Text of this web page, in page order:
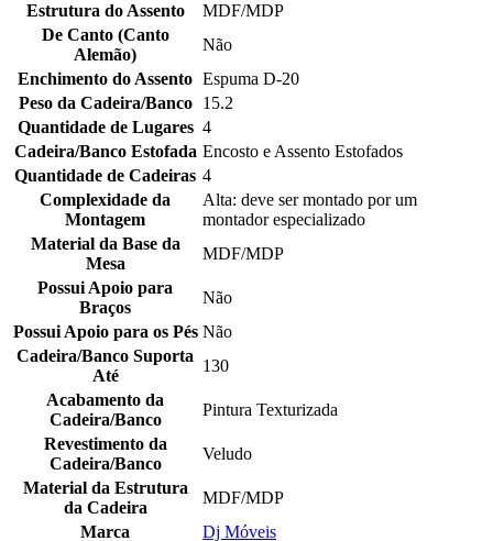
Estrutura do Assento
MDF/MDP
De Canto (Canto
Alemão)
Não
Enchimento do Assento Espuma D-20
Peso da Cadeira/Banco
15.2
Quantidade de Lugares 4
Cadeira/Banco Estofada Encosto e Assento Estofados
Quantidade de Cadeiras 4
Complexidade da
Montagem
Alta: deve ser montado por um
montador especializado
Material da Base da
Mesa
MDF/MDP
Possui Apoio para
Braços
Não
Possui Apoio para os Pés Não
Cadeira/Banco Suporta
Até
130
Acabamento da
Cadeira/Banco
Pintura Texturizada
Revestimento da
Cadeira/Banco
Veludo
Material da Estrutura
da Cadeira
MDF/MDP
Marca
Dj Móveis